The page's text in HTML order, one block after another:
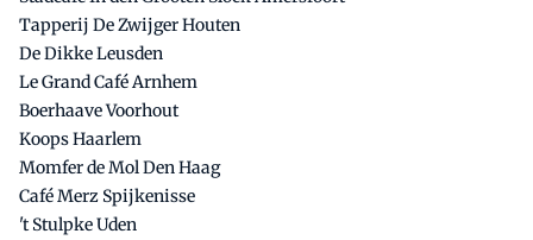
Tapperij De Zwijger Houten
De Dikke Leusden
Le Grand Café Arnhem
Boerhaave Voorhout
Koops Haarlem
Momfer de Mol Den Haag
Café Merz Spijkenisse
't Stulpke Uden